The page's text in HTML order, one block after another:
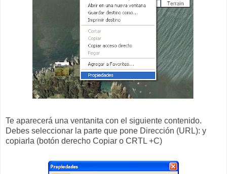
Te aparecerá una ventanita con el siguiente contenido.
Debes seleccionar la parte que pone Dirección (URL): y
copiarla (botón derecho Copiar o CRTL +C)